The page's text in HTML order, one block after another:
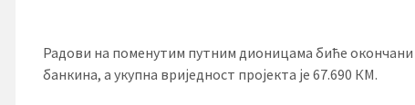
Радови на поменутим путним дионицама биће
банкина, а укупна вриједност пројекта је 67.690 КМ.